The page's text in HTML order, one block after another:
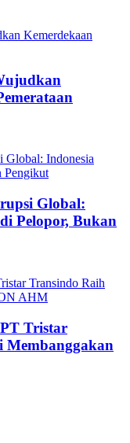
Global:
Pelopor, Bukan
Tristar
Membanggakan